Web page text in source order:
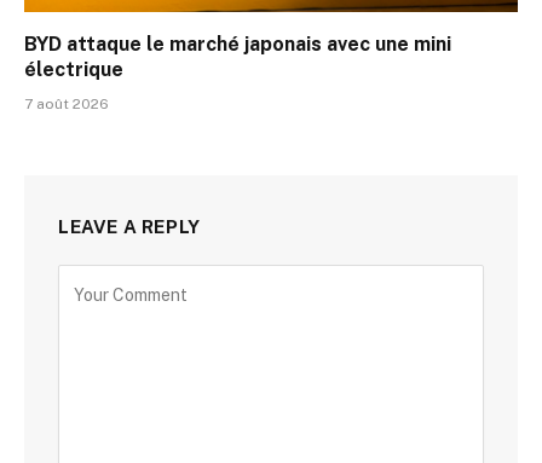
BYD attaque le marché japonais avec une mini
électrique
7 août 2026
LEAVE A REPLY